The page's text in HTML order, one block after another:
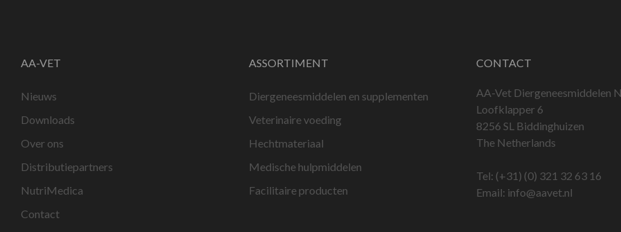
AA-VET
Nieuws
Downloads
Over ons
Distributiepartners
NutriMedica
Contact
ASSORTIMENT
Diergeneesmiddelen en supplementen
Veterinaire voeding
Hechtmateriaal
Medische hulpmiddelen
Facilitaire producten
CONTACT
AA-Vet Diergeneesmiddelen
Loofklapper 6
8256 SL Biddinghuizen
The Netherlands
Tel: (+31) (0) 321 32 63 16
Email: info@aavet.nl